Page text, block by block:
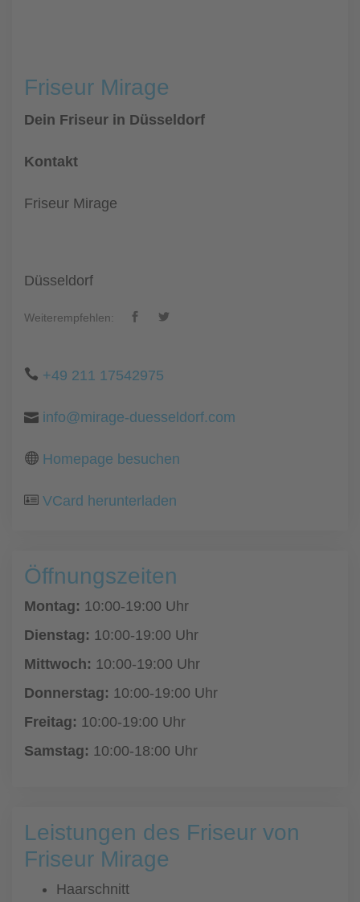
Friseur Mirage
Dein Friseur in Düsseldorf
Kontakt
Friseur Mirage
Düsseldorf
Weiterempfehlen:
+49 211 17542975
info@mirage-duesseldorf.com
Homepage besuchen
VCard herunterladen
Öffnungszeiten
Montag: 10:00-19:00 Uhr
Dienstag: 10:00-19:00 Uhr
Mittwoch: 10:00-19:00 Uhr
Donnerstag: 10:00-19:00 Uhr
Freitag: 10:00-19:00 Uhr
Samstag: 10:00-18:00 Uhr
Leistungen des Friseur von
Friseur Mirage
Haarschnitt